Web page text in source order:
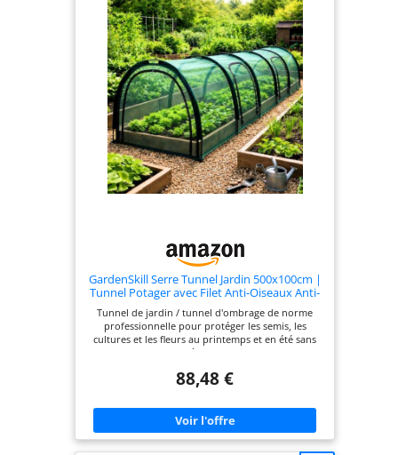
facile, le tout dans un kit pratique. Une idée
cadeau originale qui ravira tous les amateurs de
jardinage.
GardenSkill Serre Tunnel Jardin 500x100cm |
Tunnel Potager avec Filet Anti-Oiseaux Anti-
Insecte | Protection pour Semis, Salade,
Poireaux, Fraises, Jardinières | Housse de
Croissance, 4 Portes Zippées
Tunnel de jardin / tunnel d'ombrage de norme
professionnelle pour protéger les semis, les
cultures et les fleurs au printemps et en été sans
les tracas et les problèmes des filets anti-oiseaux
facile à assembler, aucun outil requis ! Insérez
créer des arches de tunnel, puis fixez-les au sol
avec les piquets de sol fournis. Le filet anti-
insectes à mailles fines résistant aux UV a un
diamètre de trou de 4 mm et protège les plantes
88,48 €